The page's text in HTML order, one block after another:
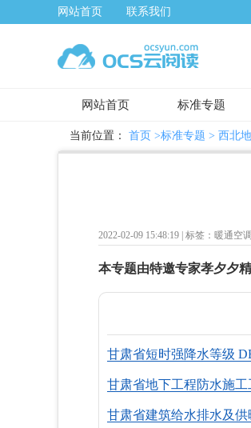
网站首页 联系我们
网站首页 标准专题
当前位置： 首页 >标准专题 > 西北
2022-02-09 15:48:19 | 标签：暖通空
本专题由特邀专家孝夕夕
甘肃省短时强降水等级
甘肃省地下工程防水施工
甘肃省建筑给水排水及